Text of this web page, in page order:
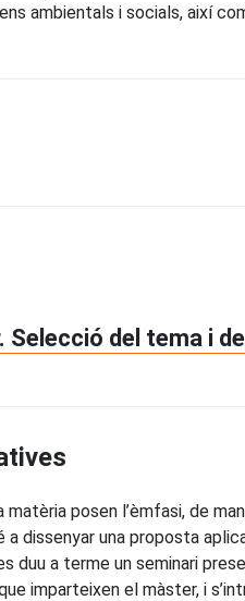
ambientals i socials, així
Selecció del tema i
matèria posen l’èmfasi, de
dissenyar una proposta
duu a terme un seminari
imparteixen el màster, i